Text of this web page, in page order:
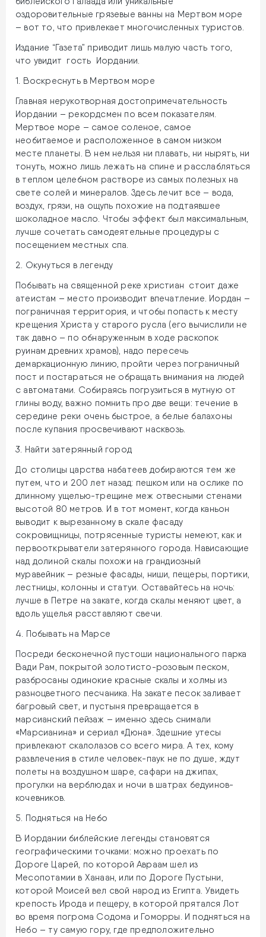
оздоровительные грязевые ванны на Мертвом море
– вот то, что привлекает многочисленных туристов.
Издание “Газета” приводит лишь малую часть того,
что увидит гость Иордании.
1. Воскреснуть в Мертвом море
Главная нерукотворная достопримечательность
Иордании – рекордсмен по всем показателям.
Мертвое море – самое соленое, самое
необитаемое и расположенное в самом низком
месте планеты. В нем нельзя ни плавать, ни нырять, ни
тонуть, можно лишь лежать на спине и расслабляться
в теплом целебном растворе из самых полезных на
свете солей и минералов. Здесь лечит все – вода,
воздух, грязи, на ощупь похожие на подтаявшее
шоколадное масло. Чтобы эффект был максимальным,
лучше сочетать самодеятельные процедуры с
посещением местных спа.
2. Окунуться в легенду
Побывать на священной реке христиан стоит даже
атеистам – место производит впечатление. Иордан –
пограничная территория, и чтобы попасть к месту
крещения Христа у старого русла (его вычислили не
так давно – по обнаруженным в ходе раскопок
руинам древних храмов), надо пересечь
демаркационную линию, пройти через пограничный
пост и постараться не обращать внимания на людей
с автоматами. Собираясь погрузиться в мутную от
глины воду, важно помнить про две вещи: течение в
середине реки очень быстрое, а белые балахоны
после купания просвечивают насквозь.
3. Найти затерянный город
До столицы царства набатеев добираются тем же
путем, что и 200 лет назад: пешком или на ослике по
длинному ущелью-трещине меж отвесными стенами
высотой 80 метров. И в тот момент, когда каньон
выводит к вырезанному в скале фасаду
сокровищницы, потрясенные туристы немеют, как и
первооткрыватели затерянного города. Нависающие
над долиной скалы похожи на грандиозный
муравейник – резные фасады, ниши, пещеры, портики,
лестницы, колонны и статуи. Оставайтесь на ночь:
лучше в Петре на закате, когда скалы меняют цвет, а
вдоль ущелья расставляют свечи.
4. Побывать на Марсе
Посреди бесконечной пустоши национального парка
Вади Рам, покрытой золотисто-розовым песком,
разбросаны одинокие красные скалы и холмы из
разноцветного песчаника. На закате песок заливает
багровый свет, и пустыня превращается в
марсианский пейзаж – именно здесь снимали
«Марсианина» и сериал «Дюна». Здешние утесы
привлекают скалолазов со всего мира. А тех, кому
развлечения в стиле человек-паук не по душе, ждут
полеты на воздушном шаре, сафари на джипах,
прогулки на верблюдах и ночи в шатрах бедуинов-
кочевников.
5. Подняться на Небо
В Иордании библейские легенды становятся
географическими точками: можно проехать по
Дороге Царей, по которой Авраам шел из
Месопотамии в Ханаан, или по Дороге Пустыни,
которой Моисей вел свой народ из Египта. Увидеть
крепость Ирода и пещеру, в которой прятался Лот
во время погрома Содома и Гоморры. И подняться на
Небо – ту самую гору, где предположительно